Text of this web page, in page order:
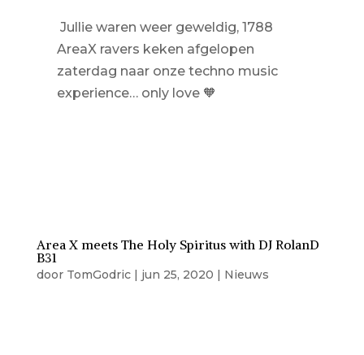
Jullie waren weer geweldig, 1788
AreaX ravers keken afgelopen
zaterdag naar onze techno music
experience… only love 🧡
Area X meets The Holy Spiritus with DJ RolanD
B31
door TomGodric| jun 25, 2020 Nieuws